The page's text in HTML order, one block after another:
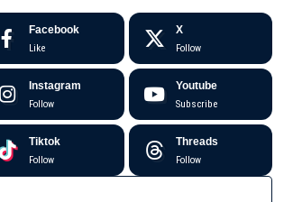
Facebook
Like
X
Follow
Instagram
Follow
Youtube
Subscribe
Tiktok
Follow
Threads
Follow